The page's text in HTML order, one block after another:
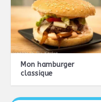
Mon hamburger
classique